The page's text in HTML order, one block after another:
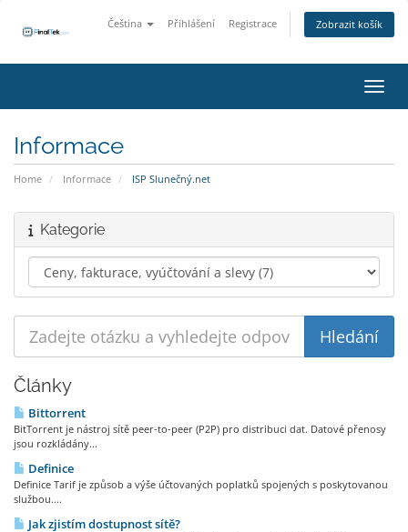
Čeština Přihlášení Registrace Zobrazit košík
Informace
Home Informace ISP Slunečný.net
Kategorie
Články
Bittorrent
BitTorrent je nástroj sítě peer-to-peer (P2P) pro distribuci dat. Datové přenosy
jsou rozkládány...
Definice
Definice Tarif je způsob a výše účtovaných poplatků spojených s poskytovanou
službou....
Jak zjistím dostupnost sítě?